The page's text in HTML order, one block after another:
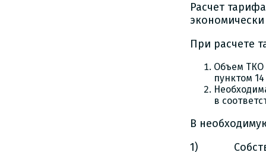
Расчет
При расчете
Объем ТКО
пунктом
в
В
1)